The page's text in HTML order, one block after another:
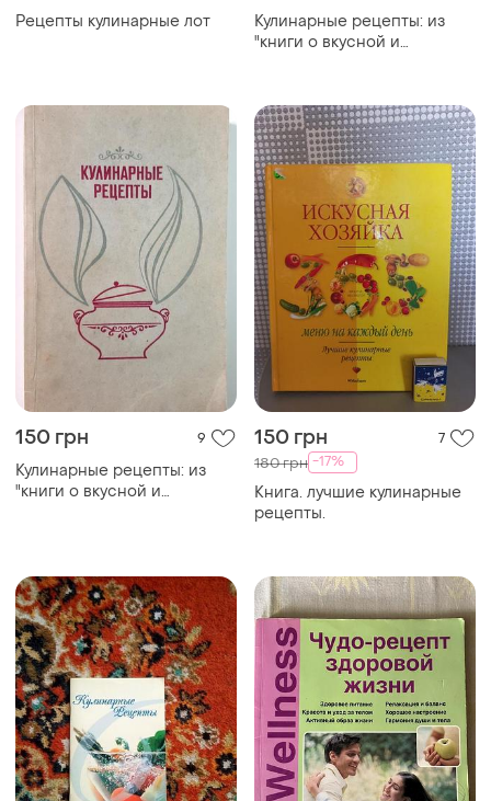
50 грн
Кулинарные рецепты для
микроволновой печи
135 грн 0
Чудо рецепт здоровой
жизни
TOP TOP